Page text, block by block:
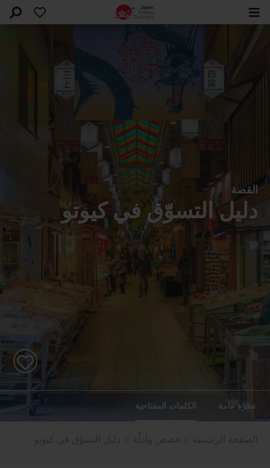
القصة
دليل التسوّق في كيوتو
نظرة عامة الكلمات المفتاحية